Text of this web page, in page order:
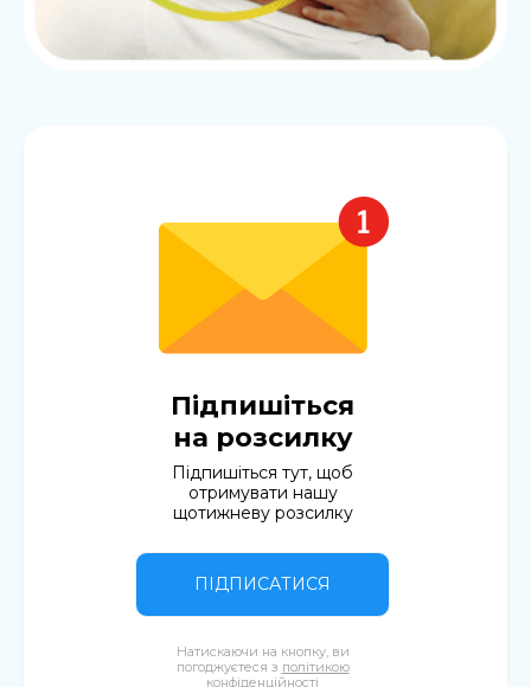
Підпишіться
на розсилку
Підпишіться тут, щоб
отримувати нашу
щотижневу розсилку
ПІДПИСАТИСЯ
Натискаючи на кнопку, ви
погоджуєтеся з політикою
конфіденційності